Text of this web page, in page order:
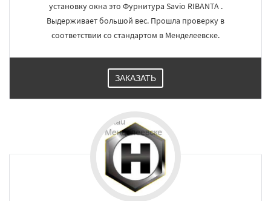
установку окна это Фурнитура Savio RIBANTA .
Выдерживает большой вес. Прошла проверку в
соответствии со стандартом в Менделеевске.
ЗАКАЗАТЬ